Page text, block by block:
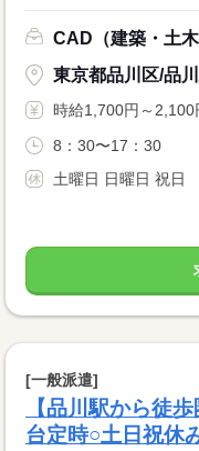
CAD（建築・土木
東京都品川区/品
時給1,700円～2,100
8：30〜17：30
土曜日 日曜日 祝日
[一般派遣]
【品川駅から徒
台定時○土日祝休